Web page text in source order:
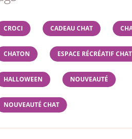
CROCI CADEAU CHAT
CHATON ESPACE RÉCRÉATIF
HALLOWEEN NOUVEAUTÉ
NOUVEAUTÉ CHAT